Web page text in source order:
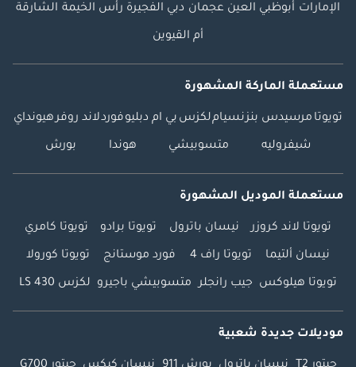
الإمارات أبوظبي العين عجمان دبي الفجيرة رأس الخيمة الشارقة
أم القيوين
مستعملة الماركة المشهورة
تويوتا مرسيدس بنزنسياملكزس بي ام دبليوفوردلاند روفرهيونداي
شيفروليه متسوبيشي هوندا بورش
مستعملة الموديل المشهورة
تويوتا لاند كروزر نيسان باترول تويوتا برادو تويوتا كامري
نيسان ألتيما تويوتا راف 4 فورد موستانج تويوتا كورولا
تويوتا هيلوكس جيب رانجلر متسوبيشي باجيرو لكزس LS 430
موديلات جديدة شعبية